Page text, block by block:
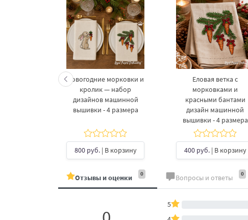
Новогодние морковки и
кролик — набор
дизайнов машинной
вышивки - 4 размера
800 руб.| В корзину
Еловая ветка с
морковками и
красными бантами
дизайн машинной
вышивки - 4 размера
400 руб.| В корзину
Отзывы и оценки 0 Вопросы и ответы 0
5